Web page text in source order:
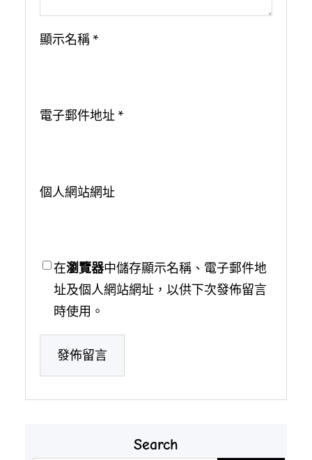
顯示名稱 *
電子郵件地址 *
個人網站網址
在瀏覽器中儲存顯示名稱、電子郵件地
址及個人網站網址，以供下次發佈留言
時使用。
Search